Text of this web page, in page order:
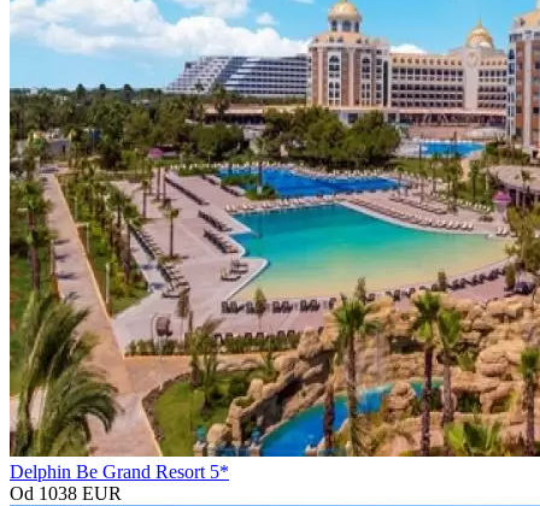
Delphin Be Grand Resort 5*
Od 1038 EUR